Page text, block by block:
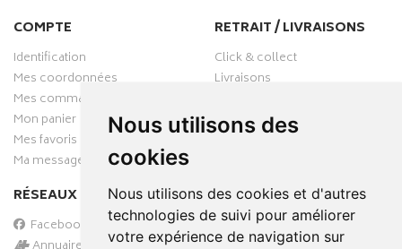
Nous utilisons des
cookies
Nous utilisons des cookies et d'autres
technologies de suivi pour améliorer
votre expérience de navigation sur
COMPTE
Identification
Mes coordonnées
Mes commandes
Mon panier
Mes favoris
Ma messagerie
RÉSEAUX SOCIAUX
Facebook
RETRAIT / LIVRAISONS
Click & collect
Livraisons